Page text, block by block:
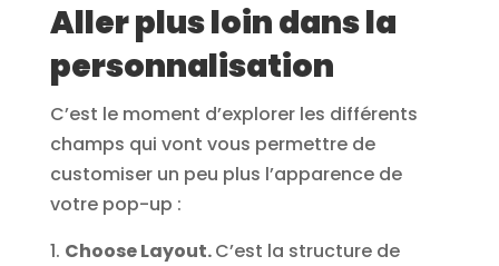
Aller plus loin dans la
personnalisation
C’est le moment d’explorer les différents
champs qui vont vous permettre de
customiser un peu plus l’apparence de
votre pop-up :
Choose Layout.C’est la structure de